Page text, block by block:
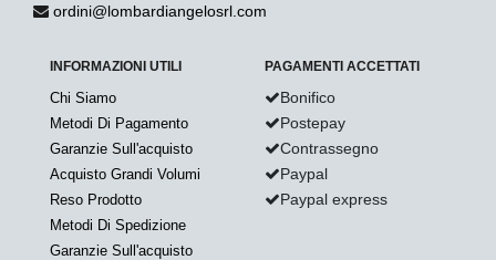
ordini@lombardiangelosrl.com
INFORMAZIONI UTILI
Chi Siamo
Metodi Di Pagamento
Garanzie Sull'acquisto
Acquisto Grandi Volumi
Reso Prodotto
Metodi Di Spedizione
Garanzie Sull'acquisto
PAGAMENTI ACCETTATI
Bonifico
Postepay
Contrassegno
Paypal
Paypal express